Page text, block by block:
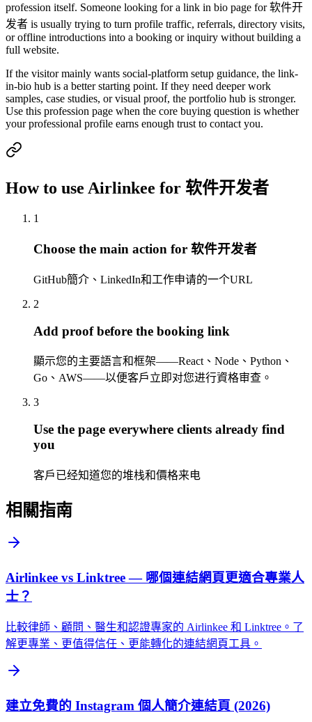
profession itself. Someone looking for a link in bio page for 软件开
发者 is usually trying to turn profile traffic, referrals, directory visits,
or offline introductions into a booking or inquiry without building a
full website.
If the visitor mainly wants social-platform setup guidance, the link-
in-bio hub is a better starting point. If they need deeper work
samples, case studies, or visual proof, the portfolio hub is stronger.
Use this profession page when the core buying question is whether
your professional profile earns enough trust to contact you.
How to use Airlinkee for 软件开发者
1
Choose the main action for 软件开发者
GitHub簡介、LinkedIn和工作申请的一个URL
2
Add proof before the booking link
顯示您的主要語言和框架——React、Node、Python、
Go、AWS——以便客戶立即对您进行資格审查。
3
Use the page everywhere clients already find
you
客戶已经知道您的堆栈和價格来电
相關指南
Airlinkee vs Linktree — 哪個連結網頁更適合專業人
士？
比較律師、顧問、醫生和認證專家的 Airlinkee 和 Linktree。了
解更專業、更值得信任、更能轉化的連結網頁工具。
建立免費的 Instagram 個人簡介連結頁 (2026)